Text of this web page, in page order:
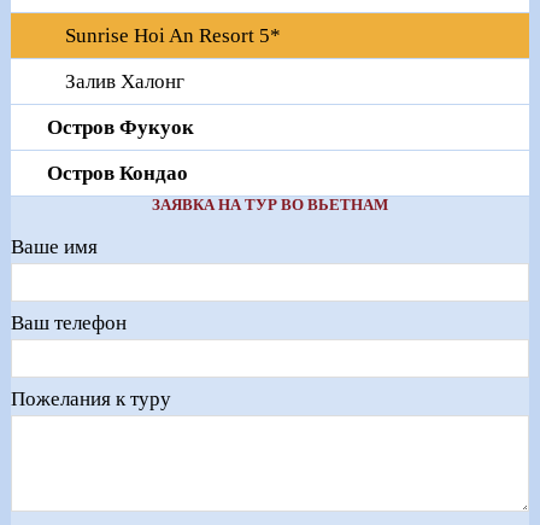
Sunrise Hoi An Resort 5*
Залив Халонг
Остров Фукуок
Остров Кондао
ЗАЯВКА НА ТУР ВО ВЬЕТНАМ
Ваше имя
Ваш телефон
Пожелания к туру